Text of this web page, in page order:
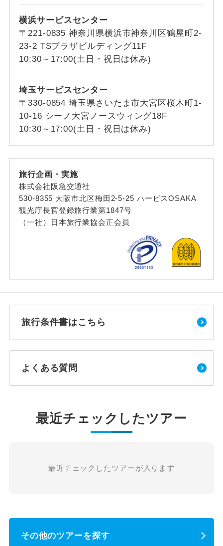
横浜サービスセンター
〒221-0835 神奈川県横浜市神奈川区鶴屋町2-
23-2 TSプラザビルディング11F
10:30～17:00(土日・祝日は休み)
埼玉サービスセンター
〒330-0854 埼玉県さいたま市大宮区桜木町1-
10-16 シーノ大宮ノースウィング18F
10:30～17:00(土日・祝日は休み)
旅行企画・実施
株式会社阪急交通社
530-8355 大阪市北区梅田2-5-25 ハービスOSAKA
観光庁長官登録旅行業第1847号
（一社）日本旅行業協会正会員
旅行条件書はこちら
よくある質問
最近チェックしたツアー
最近チェックしたツアーが入ります
その他のツアーを探す